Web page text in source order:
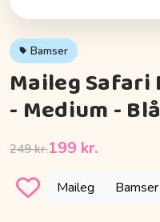
Bamser
Maileg Safari
- Medium -
249 kr.199 kr.
Maileg Bamser